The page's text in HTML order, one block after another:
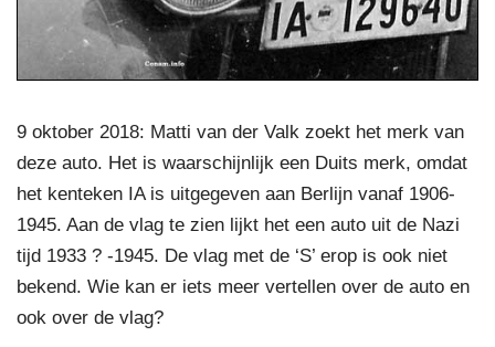
9 oktober 2018: Matti van der Valk zoekt het merk van
deze auto. Het is waarschijnlijk een Duits merk, omdat
het kenteken IA is uitgegeven aan Berlijn vanaf 1906-
1945. Aan de vlag te zien lijkt het een auto uit de Nazi
tijd 1933 ? -1945. De vlag met de ‘S’ erop is ook niet
bekend. Wie kan er iets meer vertellen over de auto en
ook over de vlag?